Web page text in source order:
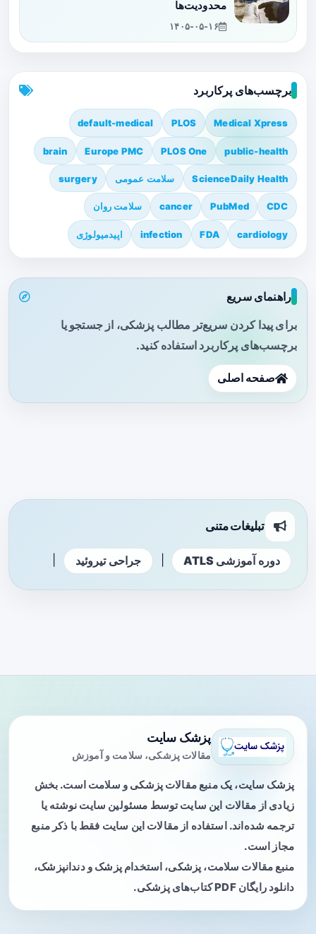
محدودیت‌ها
۱۴۰۵-۰۵-۱۶
برچسب‌های پرکاربرد
Medical Xpress
PLOS
default-medical
public-health
PLOS One
Europe PMC
brain
ScienceDaily Health سلامت عمومی surgery
CDC
PubMed
cancer سلامت روان
cardiology
FDA
infection اپیدمیولوژی
راهنمای سریع
برای پیدا کردن سریع‌تر مطالب پزشکی، از جستجو یا
برچسب‌های پرکاربرد استفاده کنید.
صفحه اصلی
تبلیغات متنی
دوره آموزشی ATLS جراحی تیروئید
پزشک سایت
مقالات پزشکی، سلامت و آموزش
پزشک سایت، یک منبع مقالات پزشکی و سلامت است. بخش
زیادی از مقالات این سایت توسط مسئولین سایت نوشته یا
ترجمه شده‌اند. استفاده از مقالات این سایت فقط با ذکر منبع
مجاز است.
منبع مقالات سلامت، پزشکی، استخدام پزشک و دندانپزشک،
دانلود رایگان PDF کتاب‌های پزشکی.